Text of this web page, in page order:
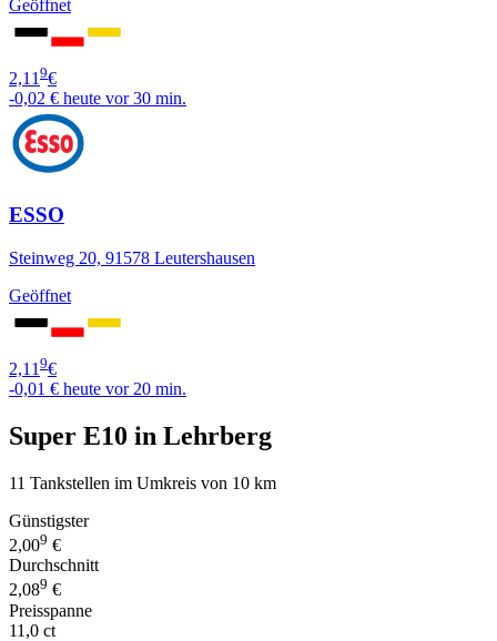
Geöffnet
2,11 9€
-0,02 € heute vor 30 min.
ESSO
Steinweg 20, 91578 Leutershausen
Geöffnet
2,11 9€
-0,01 € heute vor 20 min.
Super E10 in Lehrberg
11 Tankstellen im Umkreis von 10 km
Günstigster
2,009 €
Durchschnitt
2,089 €
Preisspanne
11,0 ct